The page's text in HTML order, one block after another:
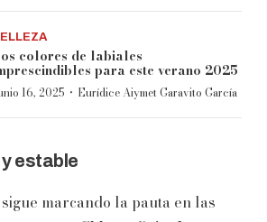
colores de labiales
para este verano 2025
16, 2025 · Eurídice Aiymet Garavito García
estable
marcando la pauta en las